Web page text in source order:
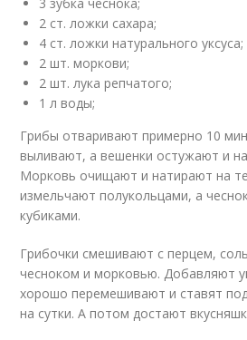
2 ст. ложки сахара;
4 ст. ложки натурального уксуса;
2 шт. моркови;
2 шт. лука репчатого;
1 л воды;
Грибы отваривают примерно 10
выливают, а вешенки остужают и
Морковь очищают и натирают на
измельчают полукольцами, а
кубиками.
Грибочки смешивают с перцем,
чесноком и морковью. Добавляют
хорошо перемешивают и ставят
на сутки. А потом достают